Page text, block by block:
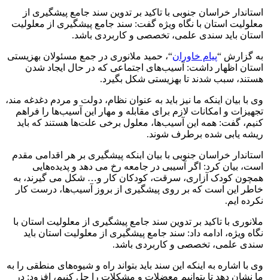
استاندار خراسان جنوبی با تاکید بر تدوین سند جامع پیشگیری از
معلولیت استان با نگاه ویژه گفت: سند جامع پیشگیری از معلولیت
استان باید سندی علمی، تخصصی و کاربردی باشد.
به گزارش “پیام خاوران“، حمید ملانوری در جمع مسئولان بهزیستی
استان اظهار داشت: آسیب‌های اجتماعی که در حال ایجاد شدن
هستند، سبب شدند تا بهزیستی شکل بگیرد.
وی با بیان اینکه ما نیز باید به عنوان نظام، دولت و مردم دغدغه مند،
تجهیزات و امکانات لازم برای مقابله و مهار این آسیب‌ها را فراهم
کنیم، گفت: همه این آسیب‌ها، معلول برخی علت‌ها هستند که باید
ریشه یابی شده برطرف شوند.
استاندار خراسان جنوبی با بیان ابنکه پیشگیری بر هر اقدامی مقدم
است، بیان کرد: اگر آسیبی در جامعه رخ می دهد و پدیده‌هایی
همچون کودک آزاری، سرقت، کودکان کار و… شکل می گیرند، به
خاطر این است که بر روی پیشگیری از بروز آسیب‌ها، درست کار
نکرده ایم.
ملانوری با تاکید بر تدوین سند جامع پیشگیری از معلولیت استان با
نگاه ویژه، ادامه داد: سند جامع پیشگیری از معلولیت استان باید
سندی علمی، تخصصی و کاربردی باشد.
وی با اشاره به اینکه این سند باید بتواند راه و شیوه‌های منطقی را به
ما نشان دهد تا بتوانیم معضلات و مشکلات را حل کنیم، افزود: در